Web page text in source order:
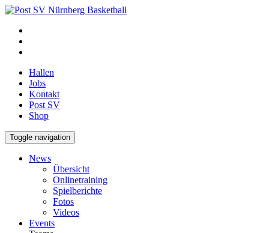
Hallen
Jobs
Kontakt
Post SV
Shop
Toggle navigation
News
Übersicht
Onlinetraining
Spielberichte
Fotos
Videos
Events